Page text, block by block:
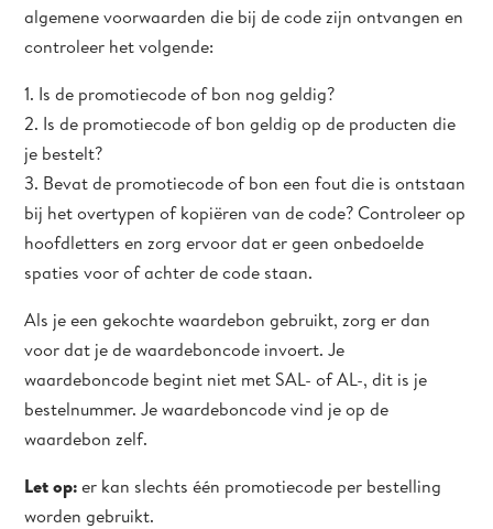
algemene voorwaarden die bij de code zijn ontvangen en
controleer het volgende:
1. Is de promotiecode of bon nog geldig?
2. Is de promotiecode of bon geldig op de producten die
je bestelt?
3. Bevat de promotiecode of bon een fout die is ontstaan
bij het overtypen of kopiëren van de code? Controleer op
hoofdletters en zorg ervoor dat er geen onbedoelde
spaties voor of achter de code staan.
Als je een gekochte waardebon gebruikt, zorg er dan
voor dat je de waardeboncode invoert. Je
waardeboncode begint niet met SAL- of AL-, dit is je
bestelnummer. Je waardeboncode vind je op de
waardebon zelf.
Let op:er kan slechts één promotiecode per bestelling
worden gebruikt.